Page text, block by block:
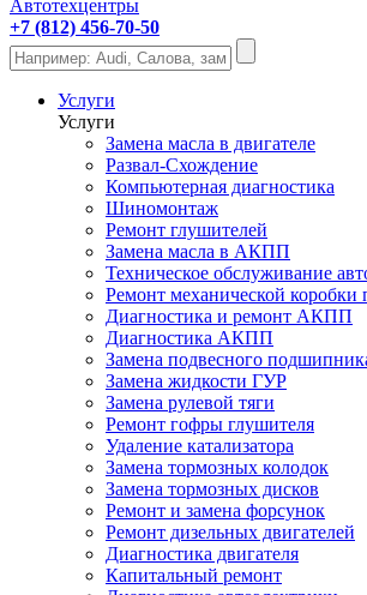
Автотехцентры
+7 (812) 456-70-50
Услуги
Услуги
Замена масла в двигателе
Развал-Схождение
Компьютерная диагностика
Шиномонтаж
Ремонт глушителей
Замена масла в АКПП
Техническое обслуживание
Ремонт механической коробки
Диагностика и ремонт АКПП
Диагностика АКПП
Замена подвесного
Замена жидкости ГУР
Замена рулевой тяги
Ремонт гофры глушителя
Удаление катализатора
Замена тормозных колодок
Замена тормозных дисков
Ремонт и замена форсунок
Ремонт дизельных двигателей
Диагностика двигателя
Капитальный ремонт